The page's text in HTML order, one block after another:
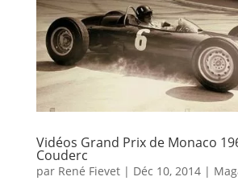
Vidéos Grand Prix de Monaco
Couderc
par René Fievet| Déc 10, 2014|